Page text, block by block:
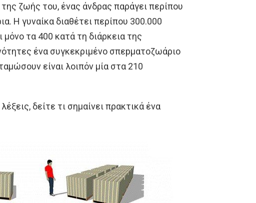
ζωής του, ένας άνδρας παράγει περίπου
Η γυναίκα διαθέτει περίπου 300.000
τα 400 κατά τη διάρκεια της
ένα συγκεκριμένο σπεpματοζωάριο
είναι λοιπόν μία στα 210
δείτε τι σημαίνει πρακτικά ένα